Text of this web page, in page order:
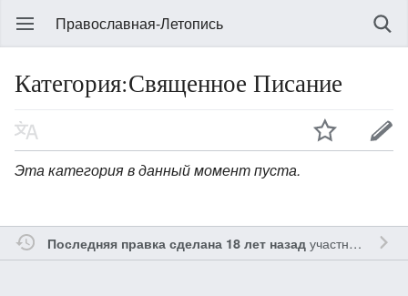
Православная-Летопись
Категория:Священное Писание
Эта категория в данный момент пуста.
Последняя правка сделана 18 лет назадучастником Gleb